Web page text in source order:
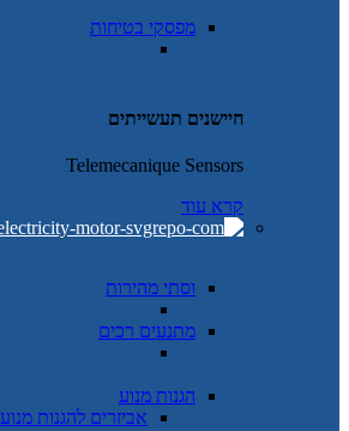
מפסקי בטיחות
חיישנים תעשייתים
Telemecanique Sensors
קרא עוד
וסתי מהירות
מתנעים רכים
הגנות מנוע
אביזרים להגנות מנוע